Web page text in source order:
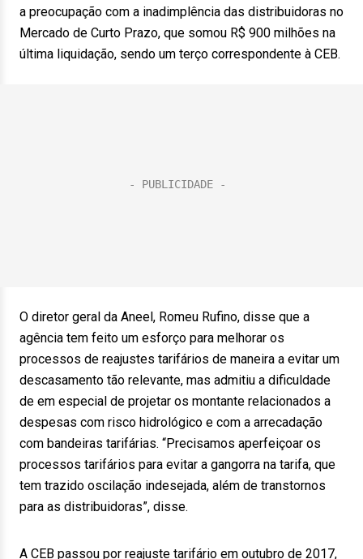
a preocupação com a inadimplência das distribuidoras no
Mercado de Curto Prazo, que somou R$ 900 milhões na
última liquidação, sendo um terço correspondente à CEB.
O diretor geral da Aneel, Romeu Rufino, disse que a
agência tem feito um esforço para melhorar os
processos de reajustes tarifários de maneira a evitar um
descasamento tão relevante, mas admitiu a dificuldade
de em especial de projetar os montante relacionados a
despesas com risco hidrológico e com a arrecadação
com bandeiras tarifárias. “Precisamos aperfeiçoar os
processos tarifários para evitar a gangorra na tarifa, que
tem trazido oscilação indesejada, além de transtornos
para as distribuidoras”, disse.
A CEB passou por reajuste tarifário em outubro de 2017,